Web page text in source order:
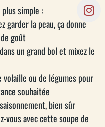
simple :
garder la peau, ça donne
goût
un grand bol et mixez le
volaille ou de légumes pour
souhaitée
bien sûr
vous avec cette soupe de